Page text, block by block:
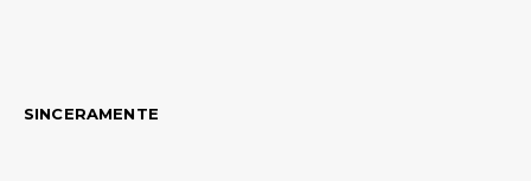
SINCERAMENTE